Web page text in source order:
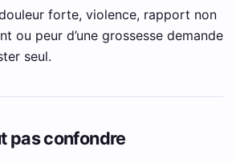
forte, violence, rapport non
ou peur d’une grossesse demande
seul.
pas confondre